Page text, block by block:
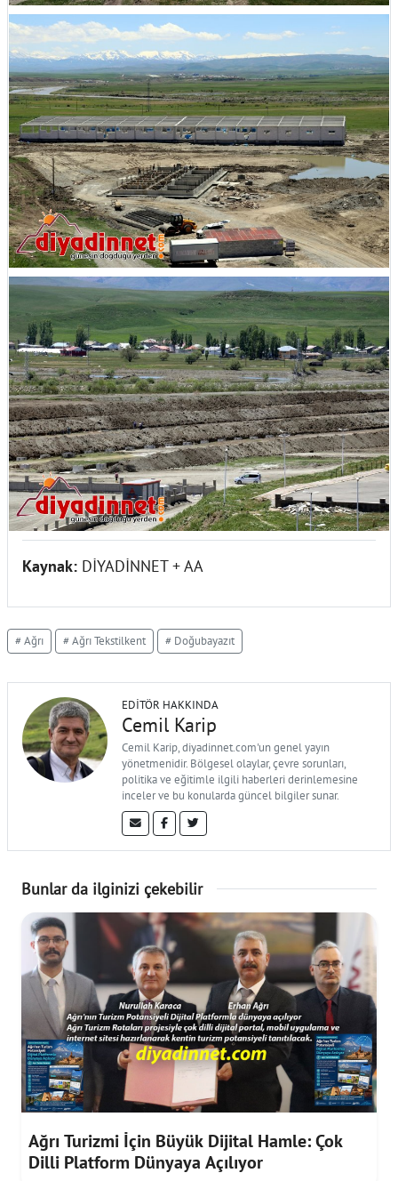
Kaynak: DİYADİNNET + AA
# Ağrı # Ağrı Tekstilkent # Doğubayazıt
EDITÖR HAKKINDA
Cemil Karip
Cemil Karip, diyadinnet.com'un genel yayın
yönetmenidir. Bölgesel olaylar, çevre sorunları,
politika ve eğitimle ilgili haberleri derinlemesine
inceler ve bu konularda güncel bilgiler sunar.
Bunlar da ilginizi çekebilir
Ağrı Turizmi İçin Büyük Dijital Hamle: Çok
Dilli Platform Dünyaya Açılıyor